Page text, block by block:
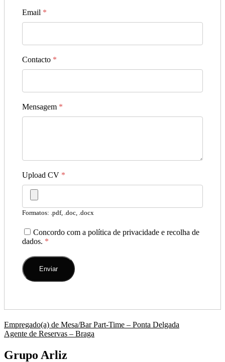
Email *
Contacto *
Mensagem *
Upload CV *
Formatos: .pdf, .doc, .docx
Concordo com a política de privacidade e recolha de
dados. *
Navegação
de
artigos
Empregado(a) de Mesa/Bar Part-Time – Ponta Delgada
Agente de Reservas – Braga
Grupo Arliz